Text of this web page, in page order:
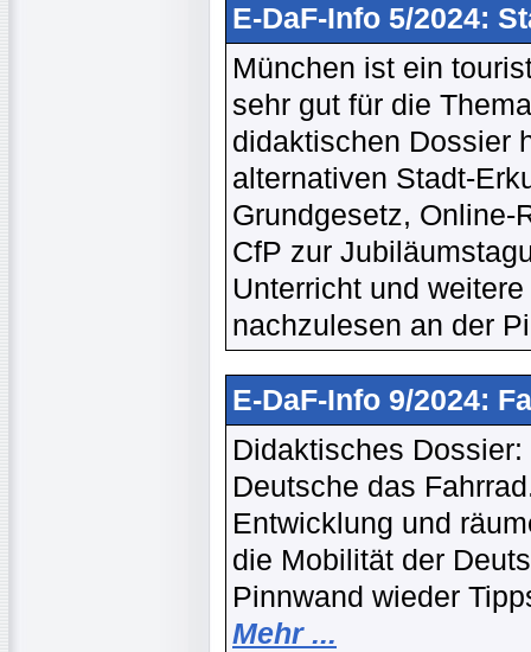
E-DaF-Info 5/2024:
München ist ein
sehr gut für die
didaktischen Dossier
alternativen Stadt-
Grundgesetz, Online-
CfP zur
Unterricht und
nachzulesen an der
E-DaF-Info 9/2024:
Didaktisches
Deutsche das
Entwicklung und
die Mobilität der
Pinnwand wieder
Mehr ...